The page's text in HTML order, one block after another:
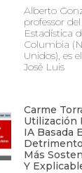
Alberto
professor
Estadística
Columbia
Unidos), es
José Luis
Carme
Utilización
IA Basada
Más
Y